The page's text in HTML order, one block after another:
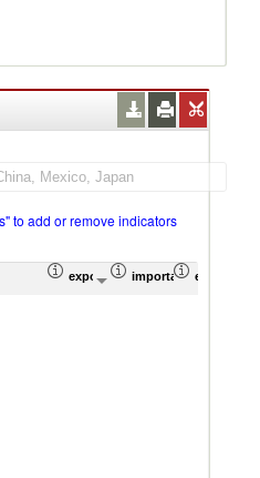
to add or remove indicators
exportación Valor del comercio
importación Valor del